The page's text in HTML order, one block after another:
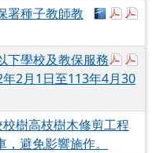
下載：
於彈
署種子教師教
於彈
下學校及教保服務
2月1日至113年4月30
樹高枝樹木修剪工程
避免影響施作。